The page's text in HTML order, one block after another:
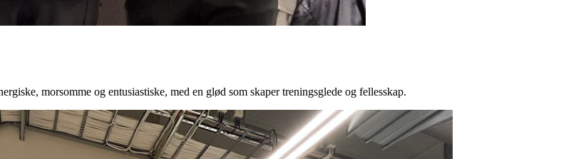
morsomme og entusiastiske, med en glød som skaper treningsglede og fellesskap.